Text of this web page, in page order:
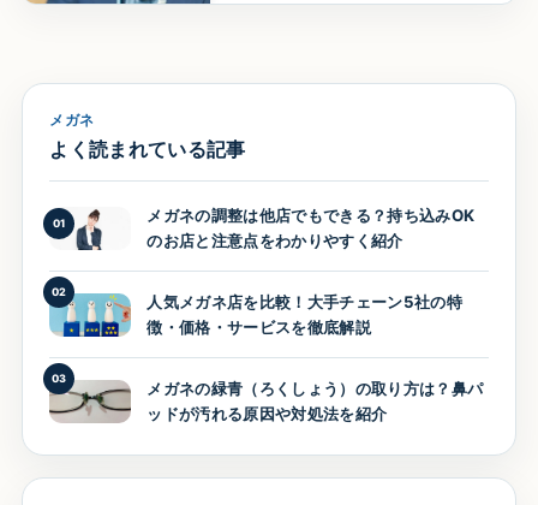
メガネ
よく読まれている記事
01
メガネの調整は他店でもできる？持ち込みOK
のお店と注意点をわかりやすく紹介
02
人気メガネ店を比較！大手チェーン5社の特
徴・価格・サービスを徹底解説
03
メガネの緑青（ろくしょう）の取り方は？鼻パ
ッドが汚れる原因や対処法を紹介